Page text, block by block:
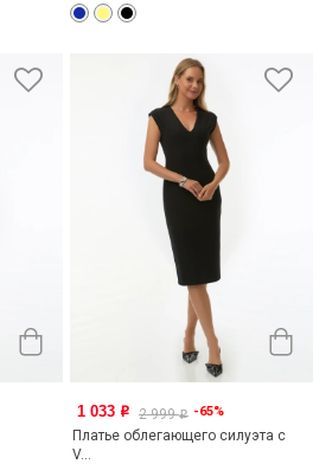
1 033 o 2 999o -65%
Платье облегающего силуэта с
V...